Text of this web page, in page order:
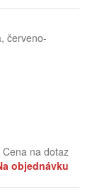
červeno-
Cena na dotaz
objednávku